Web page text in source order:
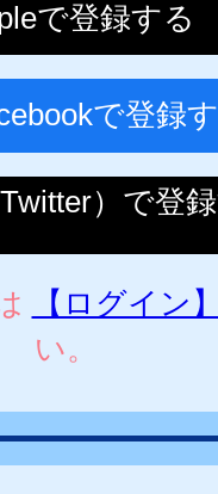
で登録する
で登録
）で登
【ログイン
い。